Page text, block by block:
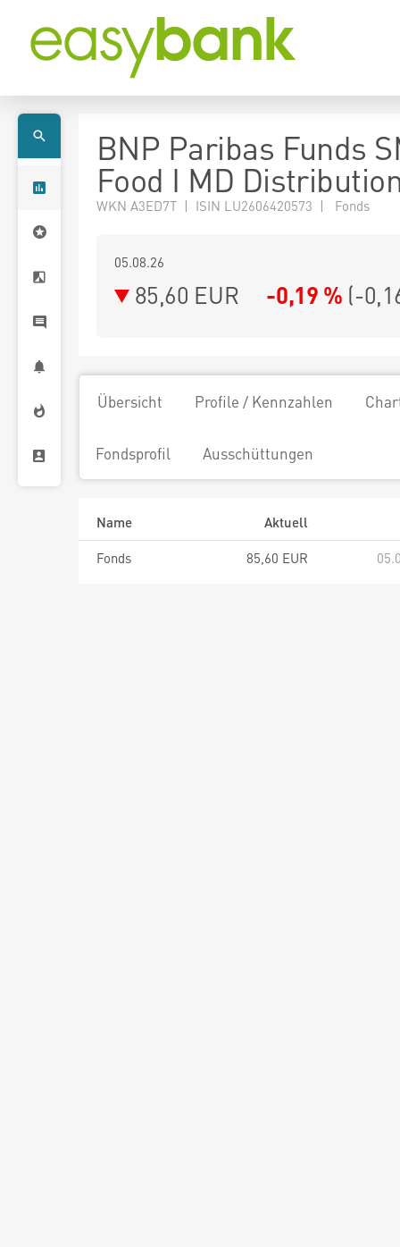
BNP Paribas Funds
Food I MD
WKN A3ED7T | ISIN LU2606420573 | Fonds
05.08.26
85,60 EUR -0,19 % (-
Übersicht Profile / Kennzahlen
Fondsprofil Ausschüttungen
Name
Aktuell
Fonds
85,60 EUR